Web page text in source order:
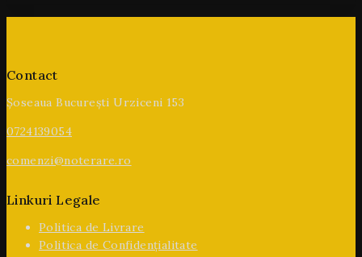
Contact
Șoseaua București Urziceni 153
0724139054
comenzi@noterare.ro
Linkuri Legale
Politica de Livrare
Politica de Confidențialitate